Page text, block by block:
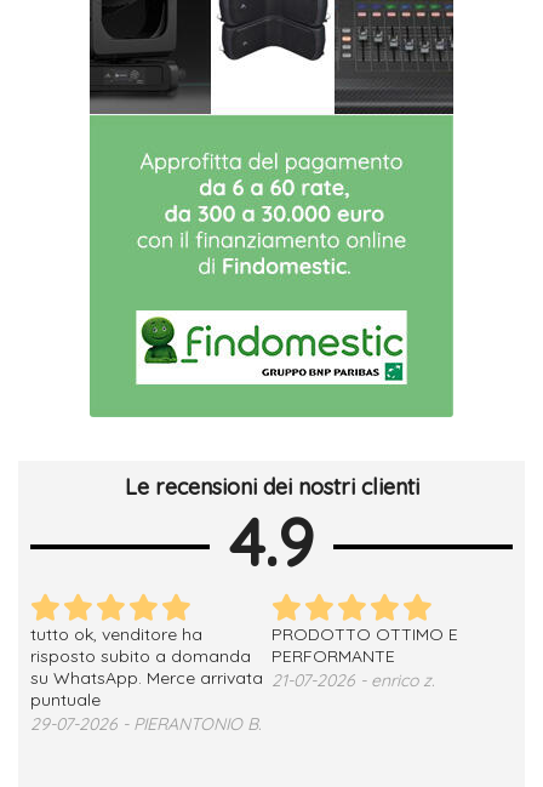
Le recensioni dei nostri clienti
4.9
tutto ok, venditore ha
risposto subito a domanda
su WhatsApp. Merce arrivata
puntuale
29-07-2026 - PIERANTONIO B.
PRODOTTO OTTIMO E
PERFORMANTE
21-07-2026 - enrico z.